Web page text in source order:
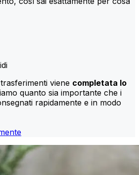
viene completata lo
quanto sia importante che i
rapidamente e in modo